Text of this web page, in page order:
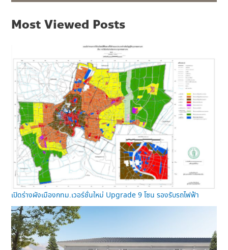
Most Viewed Posts
เปิดร่างผังเมืองกทม.เวอร์ชั่นใหม่ Upgrade 9 โซน รองรับรถไฟฟ้า